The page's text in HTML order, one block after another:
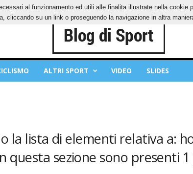
PRIVACY POLICY
ALTRI SPORT VIDEO SLIDES
la lista di elementi relativa a:
questa sezione sono presenti
al funzionamento ed utili alle finalita illustrate nella
cliccando su un link o proseguendo la navigazione in altra